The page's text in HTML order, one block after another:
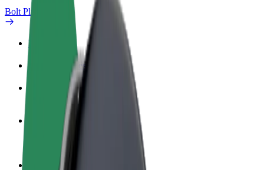
Bolt Plus
Ieguvumi
Kā pievienoties
Kļūsti par autovadītāju
Gūsti ieņēmumus, kā vēlies